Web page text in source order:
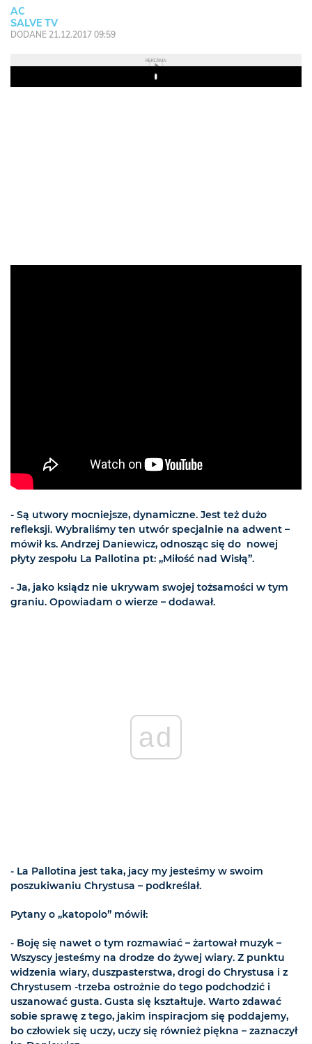
AC
SALVE TV
DODANE 21.12.2017 09:59
REKLAMA
Play
- Są utwory mocniejsze, dynamiczne. Jest też dużo
refleksji. Wybraliśmy ten utwór specjalnie na adwent –
mówił ks. Andrzej Daniewicz, odnosząc się do nowej
płyty zespołu La Pallotina pt: „Miłość nad Wisłą”.
- Ja, jako ksiądz nie ukrywam swojej tożsamości w tym
graniu. Opowiadam o wierze – dodawał.
ad
- La Pallotina jest taka, jacy my jesteśmy w swoim
poszukiwaniu Chrystusa – podkreślał.
Pytany o „katopolo” mówił:
- Boję się nawet o tym rozmawiać – żartował muzyk –
Wszyscy jesteśmy na drodze do żywej wiary. Z punktu
widzenia wiary, duszpasterstwa, drogi do Chrystusa i z
Chrystusem -trzeba ostrożnie do tego podchodzić i
uszanować gusta. Gusta się kształtuje. Warto zdawać
sobie sprawę z tego, jakim inspiracjom się poddajemy,
bo człowiek się uczy, uczy się również piękna – zaznaczył